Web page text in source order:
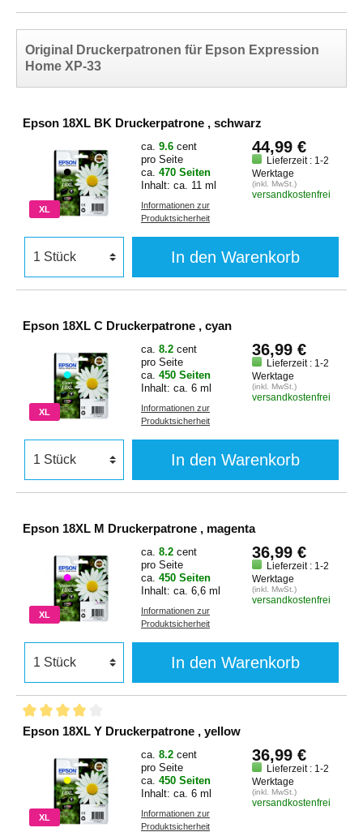
Original Druckerpatronen für Epson Expression
Home XP-33
Epson 18XL BK Druckerpatrone , schwarz
XL
ca. 9.6 cent
pro Seite
ca. 470 Seiten
Inhalt: ca. 11 ml
Informationen zur
Produktsicherheit
44,99 €
Lieferzeit : 1-2
Werktage
(inkl. MwSt.)
versandkostenfrei
In den Warenkorb
Epson 18XL C Druckerpatrone , cyan
XL
ca. 8.2 cent
pro Seite
ca. 450 Seiten
Inhalt: ca. 6 ml
Informationen zur
Produktsicherheit
36,99 €
Lieferzeit : 1-2
Werktage
(inkl. MwSt.)
versandkostenfrei
In den Warenkorb
Epson 18XL M Druckerpatrone , magenta
XL
ca. 8.2 cent
pro Seite
ca. 450 Seiten
Inhalt: ca. 6,6 ml
Informationen zur
Produktsicherheit
36,99 €
Lieferzeit : 1-2
Werktage
(inkl. MwSt.)
versandkostenfrei
In den Warenkorb
Epson 18XL Y Druckerpatrone , yellow
XL
ca. 8.2 cent
pro Seite
ca. 450 Seiten
Inhalt: ca. 6 ml
Informationen zur
Produktsicherheit
36,99 €
Lieferzeit : 1-2
Werktage
(inkl. MwSt.)
versandkostenfrei